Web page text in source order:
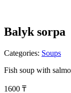
Balyk sorpa
Categories: Soups
Fish soup with
1600 ₸